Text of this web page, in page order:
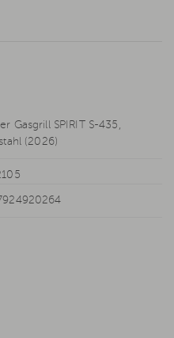
Gasgrill SPIRIT S-435,
(2026)